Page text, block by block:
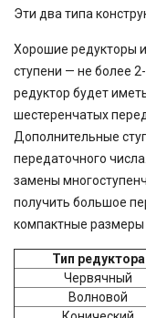
Эти два типа
Хорошие редукторы
ступени — не более
редуктор будет
шестеренчатых
Дополнительные
передаточного
замены
получить большое
компактные размеры
Тип редуктора
Червячный
Волновой